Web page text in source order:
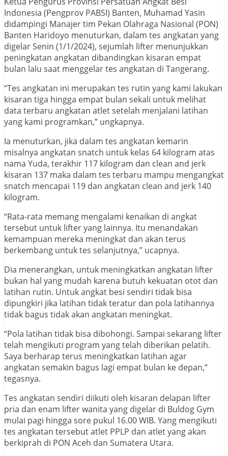
Indonesia (Pengprov PABSI) Banten, Muhamad Yasin
didampingi Manajer tim Pekan Olahraga Nasional (PON)
Banten Haridoyo menuturkan, dalam tes angkatan yang
digelar Senin (1/1/2024), sejumlah lifter menunjukkan
peningkatan angkatan dibandingkan kisaran empat
bulan lalu saat menggelar tes angkatan di Tangerang.
“Tes angkatan ini merupakan tes rutin yang kami lakukan
kisaran tiga hingga empat bulan sekali untuk melihat
data terbaru angkatan atlet setelah menjalani latihan
yang kami programkan,” ungkapnya.
Ia menuturkan, jika dalam tes angkatan kemarin
misalnya angkatan snatch untuk kelas 64 kilogram atas
nama Yuda, terakhir 117 kilogram dan clean and jerk
kisaran 137 maka dalam tes terbaru mampu mengangkat
snatch mencapai 119 dan angkatan clean and jerk 140
kilogram.
“Rata-rata memang mengalami kenaikan di angkat
tersebut untuk lifter yang lainnya. Itu menandakan
kemampuan mereka meningkat dan akan terus
berkembang untuk tes selanjutnya,” ucapnya.
Dia menerangkan, untuk meningkatkan angkatan lifter
bukan hal yang mudah karena butuh kekuatan otot dan
latihan rutin. Untuk angkat besi sendiri tidak bisa
dipungkiri jika latihan tidak teratur dan pola latihannya
tidak bagus tidak akan angkatan meningkat.
“Pola latihan tidak bisa dibohongi. Sampai sekarang lifter
telah mengikuti program yang telah diberikan pelatih.
Saya berharap terus meningkatkan latihan agar
angkatan semakin bagus lagi empat bulan ke depan,”
tegasnya.
Tes angkatan sendiri diikuti oleh kisaran delapan lifter
pria dan enam lifter wanita yang digelar di Buldog Gym
mulai pagi hingga sore pukul 16.00 WIB. Yang mengikuti
tes angkatan tersebut atlet PPLP dan atlet yang akan
berkiprah di PON Aceh dan Sumatera Utara.